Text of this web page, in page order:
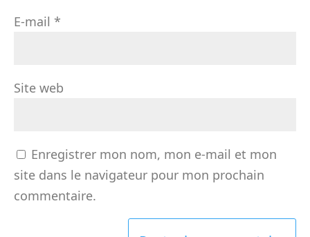
E-mail *
Site web
Enregistrer mon nom, mon e-mail et mon
site dans le navigateur pour mon prochain
commentaire.